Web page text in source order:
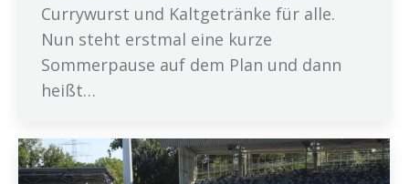
Currywurst und Kaltgetränke für alle.
Nun steht erstmal eine kurze
Sommerpause auf dem Plan und dann
heißt…